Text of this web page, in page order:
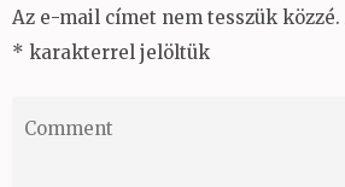
Az e-mail címet nem tesszük közzé.
* karakterrel jelöltük